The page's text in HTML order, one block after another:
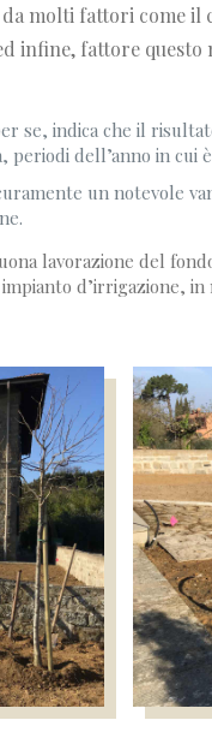
molti fattori come il
infine, fattore
se, indica che il
periodi dell’anno in
un notevole
lavorazione del
d’irrigazione,